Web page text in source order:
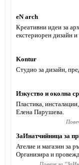
eN arch
Креативни идеи за
екстериорен дизайн и
Kontur
Студио за дизайн,
Изкуство и околна
Пластика,
Елена Парушева.
ЗаИнатчийница за
Ателие и магазин за
Организира и